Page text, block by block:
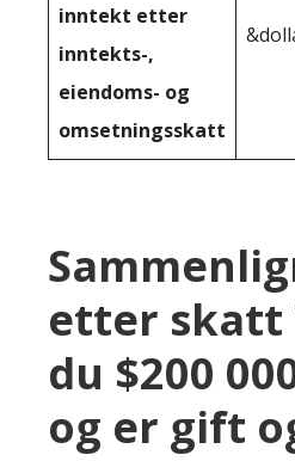
inntekt etter
inntekts-,
eiendoms- og
omsetningsskatt
etter skatt
du $200
og er gift